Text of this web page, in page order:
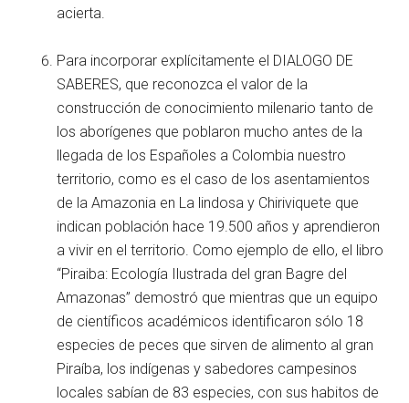
acierta.
Para incorporar explícitamente el DIALOGO DE
SABERES, que reconozca el valor de la
construcción de conocimiento milenario tanto de
los aborígenes que poblaron mucho antes de la
llegada de los Españoles a Colombia nuestro
territorio, como es el caso de los asentamientos
de la Amazonia en La lindosa y Chiriviquete que
indican población hace 19.500 años y aprendieron
a vivir en el territorio. Como ejemplo de ello, el libro
“Piraiba: Ecología Ilustrada del gran Bagre del
Amazonas” demostró que mientras que un equipo
de científicos académicos identificaron sólo 18
especies de peces que sirven de alimento al gran
Piraíba, los indígenas y sabedores campesinos
locales sabían de 83 especies, con sus habitos de